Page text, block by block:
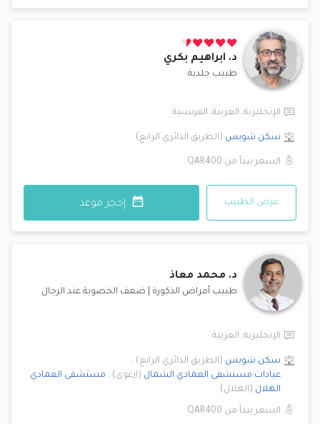
د. ابراهيم بكري
طبيب جلدية
الإنجليزية, العربية, الفرنسية
سكن شويس (الطريق الدائري الرابع)
السعر يبدأ من QAR400
عرض الطبيب إحجز موعد
د. محمد معاذ
طبيب أمراض الذكورة ضعف الخصوبة عند الرجال
الإنجليزية, العربية
سكن شويس (الطريق الدائري الرابع)
,
عيادات مستشفى العمادي الشمال (ازغوى)
, مستشفى العمادي
الهلال (الهلال)
السعر يبدأ من QAR400